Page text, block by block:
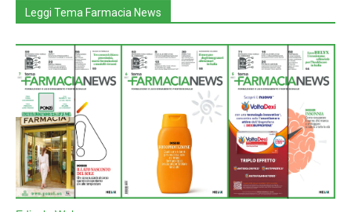
Leggi Tema Farmacia News